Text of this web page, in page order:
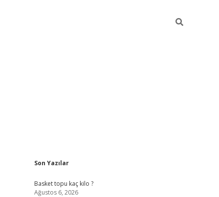
Sidebar
Son Yazılar
Basket topu kaç kilo ?
Ağustos 6, 2026